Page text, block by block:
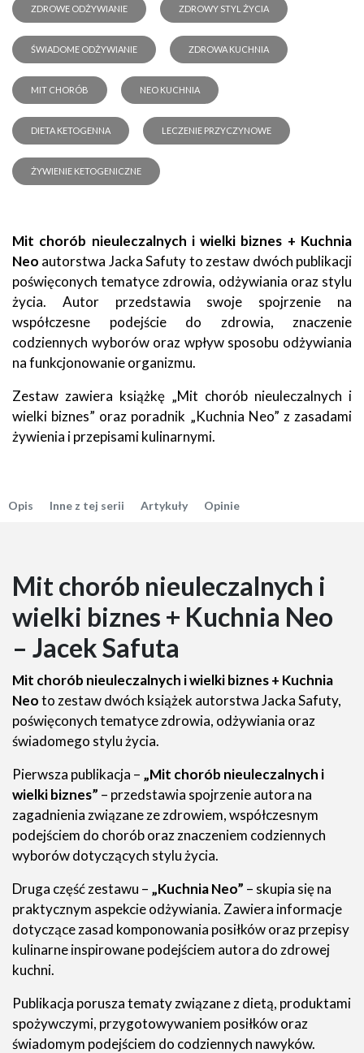
ZDROWE ODŻYWIANIE ZDROWY STYL ŻYCIA
ŚWIADOME ODŻYWIANIE ZDROWA KUCHNIA
MIT CHORÓB NEO KUCHNIA
DIETA KETOGENNA LECZENIE PRZYCZYNOWE
ŻYWIENIE KETOGENICZNE
Mit chorób nieuleczalnych i wielki biznes + Kuchnia
Neo autorstwa Jacka Safuty to zestaw dwóch publikacji
poświęconych tematyce zdrowia, odżywiania oraz stylu
życia. Autor przedstawia swoje spojrzenie na
współczesne podejście do zdrowia, znaczenie
codziennych wyborów oraz wpływ sposobu odżywiania
na funkcjonowanie organizmu.
Zestaw zawiera książkę „Mit chorób nieuleczalnych i
wielki biznes” oraz poradnik „Kuchnia Neo” z zasadami
żywienia i przepisami kulinarnymi.
Opis Inne z tej serii Artykuły Opinie
Mit chorób nieuleczalnych i
wielki biznes + Kuchnia Neo
– Jacek Safuta
Mit chorób nieuleczalnych i wielki biznes + Kuchnia
Neoto zestaw dwóch książek autorstwa Jacka Safuty,
poświęconych tematyce zdrowia, odżywiania oraz
świadomego stylu życia.
Pierwsza publikacja – „Mit chorób nieuleczalnych i
wielki biznes” – przedstawia spojrzenie autora na
zagadnienia związane ze zdrowiem, współczesnym
podejściem do chorób oraz znaczeniem codziennych
wyborów dotyczących stylu życia.
Druga część zestawu – „Kuchnia Neo” – skupia się na
praktycznym aspekcie odżywiania. Zawiera informacje
dotyczące zasad komponowania posiłków oraz przepisy
kulinarne inspirowane podejściem autora do zdrowej
kuchni.
Publikacja porusza tematy związane z dietą, produktami
spożywczymi, przygotowywaniem posiłków oraz
świadomym podejściem do codziennych nawyków.